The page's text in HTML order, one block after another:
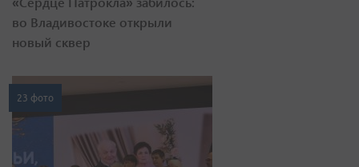
во Владивостоке открыли
новый сквер
23 фото